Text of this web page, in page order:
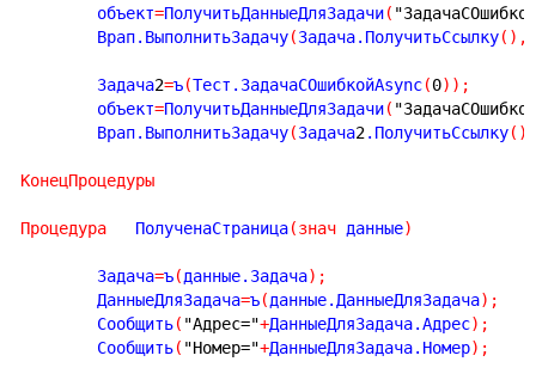
	объект
=ПолучитьДанныеДляЗадачи(
	Врап.ВыполнитьЗадачу
(Задача.ПолучитьСсылку( ) ,
        Задача
2=ъ(Тест.ЗадачаСОшибкойAsync(0) ) ;
	объект
=ПолучитьДанныеДляЗадачи(
	Врап.ВыполнитьЗадачу
(Задача2.ПолучитьСсылку( )
КонецПроцедуры
Процедура
   ПолученаСтраница
(знач данные)
	Задача
=ъ(данные.Задача) ;
	ДанныеДляЗадача
=ъ(данные.ДанныеДляЗадача) ;
	Сообщить
( "Адрес="+ДанныеДляЗадача.Адрес) ;
	Сообщить
( "Номер="+ДанныеДляЗадача.Номер) ;